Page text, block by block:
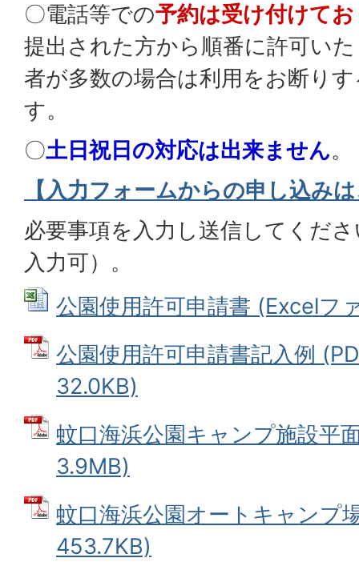
〇電話等での予約は受け付けて
提出された方から順番に許可い
者が多数の場合は利用をお断り
す。
〇土日祝日の対応は出来ません。
【入力フォームからの申し込み
必要事項を入力し送信してくだ
入力可）。
公園使用許可申請書 (Excelフ
公園使用許可申請書記入例
32.0KB)
蚊口海浜公園キャンプ施設平
3.9MB)
蚊口海浜公園オートキャンプ
453.7KB)